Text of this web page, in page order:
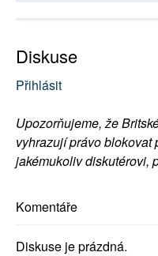
Diskuse
Přihlásit
Upozorňujeme, že
vyhrazují právo blokovat
jakémukoliv diskutérovi,
Komentáře
Diskuse je prázdná.